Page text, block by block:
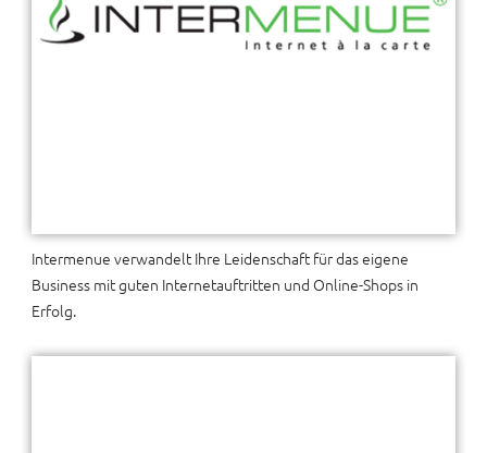
Intermenue verwandelt Ihre Leidenschaft für das eigene
Business mit guten Internetauftritten und Online-Shops in
Erfolg.